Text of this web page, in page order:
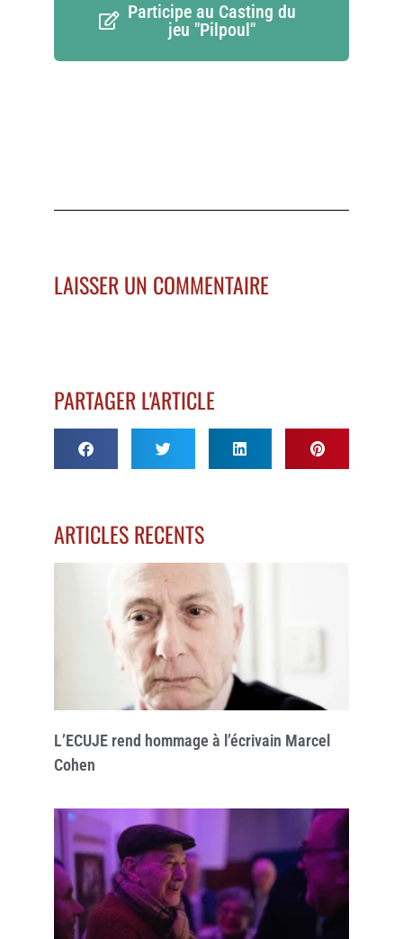
Participe au Casting du
jeu "Pilpoul"
LAISSER UN COMMENTAIRE
PARTAGER L'ARTICLE
ARTICLES RECENTS
L’ECUJE rend hommage à l’écrivain Marcel
Cohen